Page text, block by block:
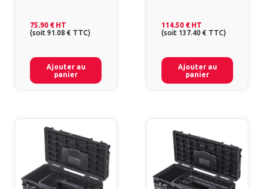
75.90 € HT
(soit 91.08 € TTC)
Ajouter au
panier
114.50 € HT
(soit 137.40 € TTC)
Ajouter au
panier